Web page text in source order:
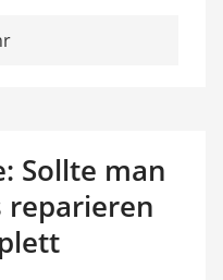
Sollte man
reparieren